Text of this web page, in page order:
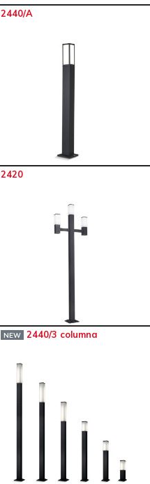
2440/A
2420
NEW 2440/3 columna